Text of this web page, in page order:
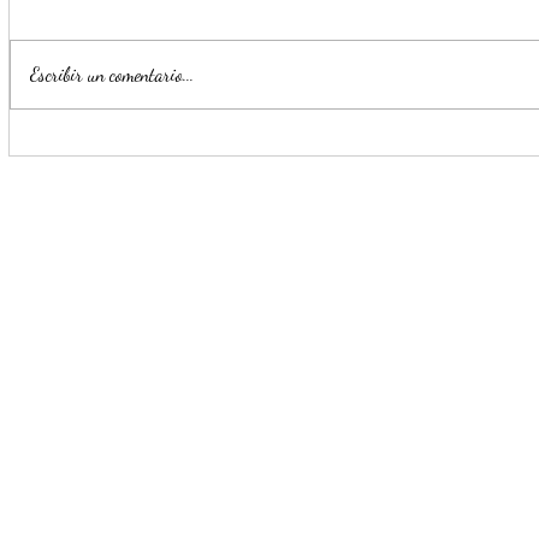
Llama Mijes a 'Transformar' el
Refuerza
Escribir un comentario...